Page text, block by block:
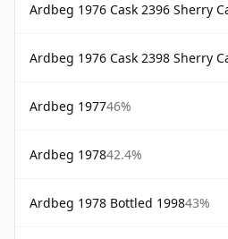
Ardbeg 1976 Cask 2396 Sherry
Ardbeg 1976 Cask 2398 Sherry Cask
Ardbeg 197746%
Ardbeg 197842.4%
Ardbeg 1978 Bottled 199843%